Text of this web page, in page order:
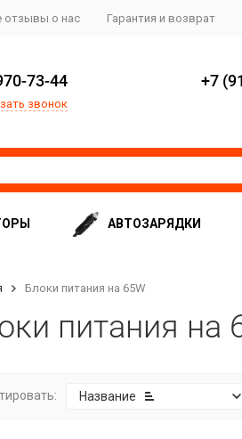
отзывы о нас Гарантия и возврат
73-44
звонок
+7
АВТОЗАРЯДКИ
Блоки питания на 65W
питания на
Название